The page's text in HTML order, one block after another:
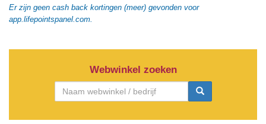
Er zijn geen cash back kortingen (meer) gevonden voor
app.lifepointspanel.com.
Webwinkel zoeken